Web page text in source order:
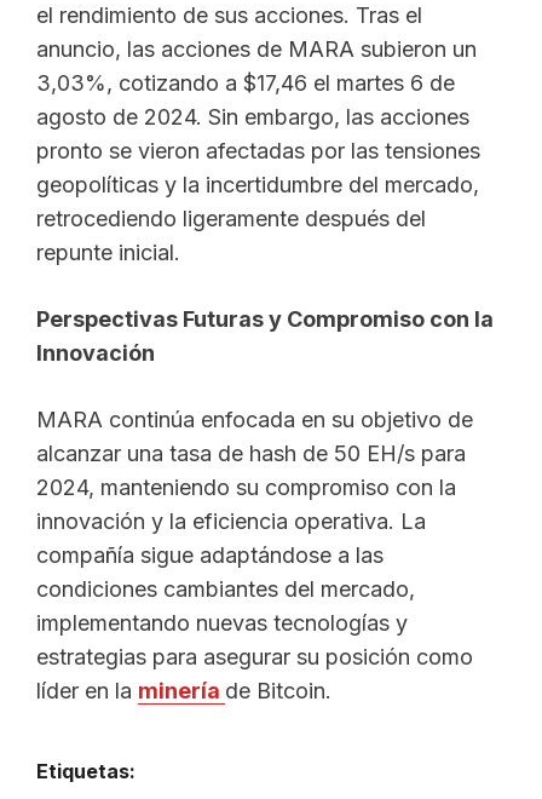
el rendimiento de sus acciones. Tras el
anuncio, las acciones de MARA subieron un
3,03%, cotizando a $17,46 el martes 6 de
agosto de 2024. Sin embargo, las acciones
pronto se vieron afectadas por las tensiones
geopolíticas y la incertidumbre del mercado,
retrocediendo ligeramente después del
repunte inicial.
Perspectivas Futuras y Compromiso con la
Innovación
MARA continúa enfocada en su objetivo de
alcanzar una tasa de hash de 50 EH/s para
2024, manteniendo su compromiso con la
innovación y la eficiencia operativa. La
compañía sigue adaptándose a las
condiciones cambiantes del mercado,
implementando nuevas tecnologías y
estrategias para asegurar su posición como
líder en la minería de Bitcoin.
Etiquetas: